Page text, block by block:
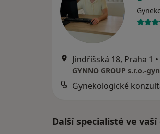
Jindřišská 18, Praha 1 •
Gynekologické
Další specialisté ve